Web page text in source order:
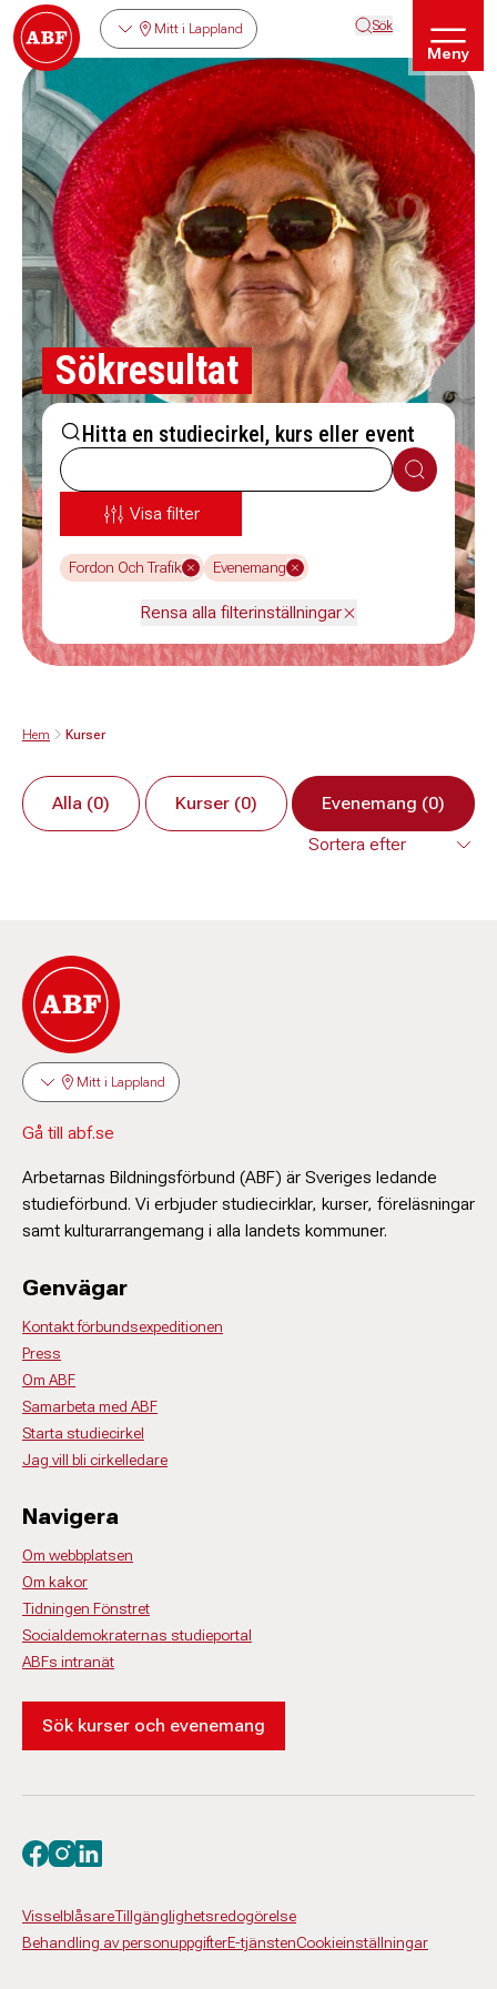
Mitt i Lappland Sök
Meny
Sökresultat
Hitta en studiecirkel, kurs eller event
Sök
Visa filter
Fordon Och Trafik Evenemang
Rensa alla filterinställningar
Hem Kurser
Alla (0) Kurser (0) Evenemang (0)
Mitt i Lappland
Gå till abf.se
Arbetarnas Bildningsförbund (ABF) är Sveriges ledande
studieförbund. Vi erbjuder studiecirklar, kurser, föreläsningar
samt kulturarrangemang i alla landets kommuner.
Genvägar
Kontakt förbundsexpeditionen
Press
Om ABF
Samarbeta med ABF
Starta studiecirkel
Jag vill bli cirkelledare
Navigera
Om webbplatsen
Om kakor
Tidningen Fönstret
Socialdemokraternas studieportal
ABFs intranät
Sök kurser och evenemang
VisselblåsareTillgänglighetsredogörelse
Behandling av personuppgifterE-tjänstenCookieinställningar
Besök oss på facebook
Besök oss på instagram
Besök oss på linkedin